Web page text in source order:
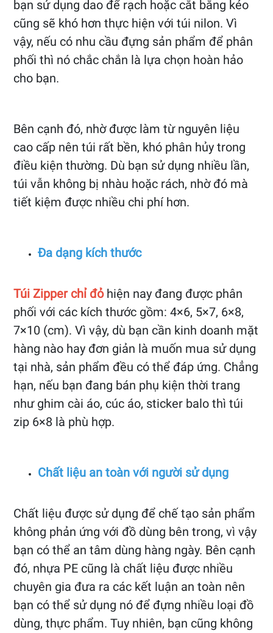
bạn sử dụng dao để rạch hoặc cắt bằng kéo
cũng sẽ khó hơn thực hiện với túi nilon. Vì
vậy, nếu có nhu cầu đựng sản phẩm để phân
phối thì nó chắc chắn là lựa chọn hoàn hảo
cho bạn.
Bên cạnh đó, nhờ được làm từ nguyên liệu
cao cấp nên túi rất bền, khó phân hủy trong
điều kiện thường. Dù bạn sử dụng nhiều lần,
túi vẫn không bị nhàu hoặc rách, nhờ đó mà
tiết kiệm được nhiều chi phí hơn.
Đa dạng kích thước
Túi Zipper chỉ đỏhiện nay đang được phân
phối với các kích thước gồm: 4×6, 5×7, 6×8,
7×10 (cm). Vì vậy, dù bạn cần kinh doanh mặt
hàng nào hay đơn giản là muốn mua sử dụng
tại nhà, sản phẩm đều có thể đáp ứng. Chẳng
hạn, nếu bạn đang bán phụ kiện thời trang
như ghim cài áo, cúc áo, sticker balo thì túi
zip 6×8 là phù hợp.
Chất liệu an toàn với người sử dụng
Chất liệu được sử dụng để chế tạo sản phẩm
không phản ứng với đồ dùng bên trong, vì vậy
bạn có thể an tâm dùng hàng ngày. Bên cạnh
đó, nhựa PE cũng là chất liệu được nhiều
chuyên gia đưa ra các kết luận an toàn nên
bạn có thể sử dụng nó để đựng nhiều loại đồ
dùng, thực phẩm. Tuy nhiên, bạn cũng không